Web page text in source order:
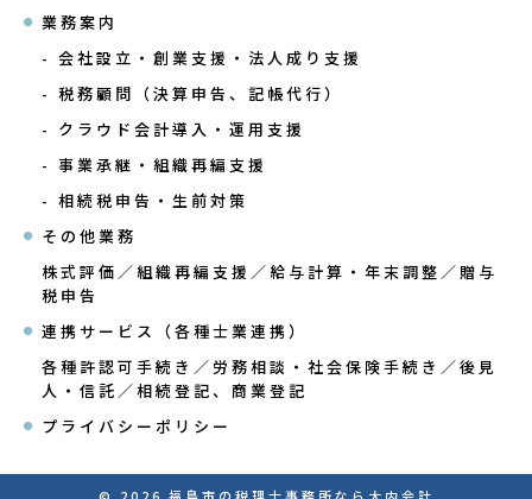
業務案内
- 会社設立・創業支援・法人成り支援
- 税務顧問（決算申告、記帳代行）
- クラウド会計導入・運用支援
- 事業承継・組織再編支援
- 相続税申告・生前対策
その他業務
株式評価／組織再編支援／給与計算・年末調整／ 贈与
税申告
連携サービス（各種士業連携）
各種許認可手続き／労務相談・社会保険手続き／後見
人・信託／相続登記、商業登記
プライバシーポリシー